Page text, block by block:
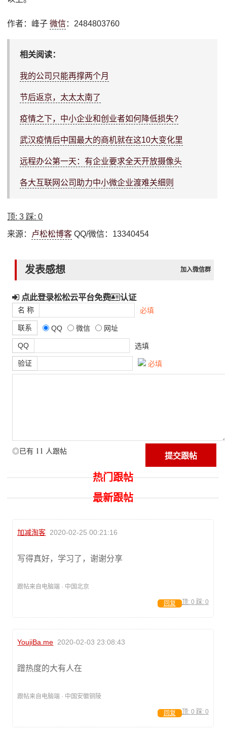
作者：峰子微信：2484803760
相关阅读：
我的公司只能再撑两个月
节后返京，太太太南了
疫情之下，中小企业和创业者如何降低损失?
武汉疫情后中国最大的商机就在这10大变化里
远程办公第一天：有企业要求全天开放摄像头
各大互联网公司助力中小微企业渡难关细则
顶:3 踩:0
来源： 卢松松博客 QQ/微信：13340454
发表感想 加入微信群
点此登录松松云平台免费 认证
名 称 必填
联系 QQ 微信 网址
QQ 选填
验证 必填
◎已有 11 人跟帖
热门跟帖
最新跟帖
加减淘客 2020-02-25 00:21:16
写得真好，学习了，谢谢分享
跟帖来自电脑端 · 中国北京
顶: 0 踩: 0
回复
YoujiBa.me 2020-02-03 23:08:43
蹭热度的大有人在
跟帖来自电脑端 · 中国安徽铜陵
顶: 0 踩: 0
回复